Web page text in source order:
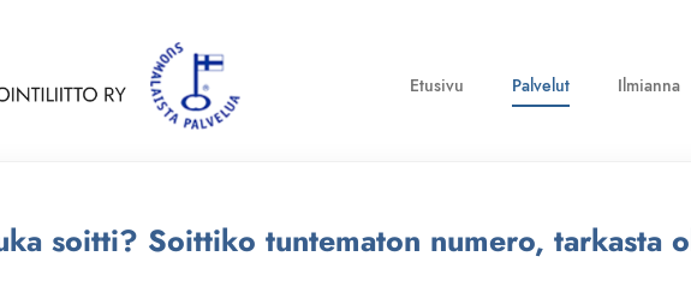
Etusivu Palvelut Ilmianna
soitti? Soittiko tuntematon numero, tarkasta